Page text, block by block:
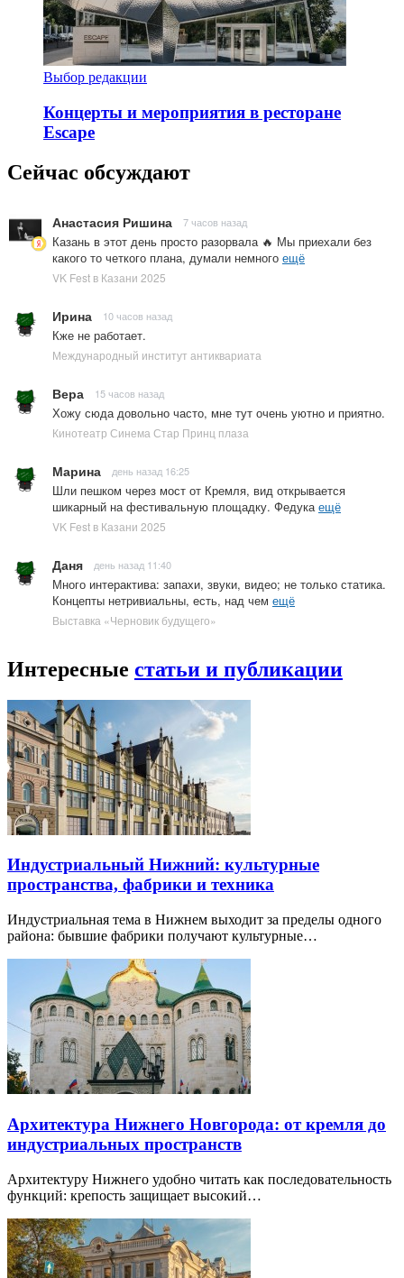
Выбор редакции
Концерты и мероприятия в ресторане
Escape
Сейчас обсуждают
Анастасия Ришина 7 часов назад
Казань в этот день просто разорвала 🔥 Мы приехали без
какого то четкого плана, думали немного ещё
VK Fest в Казани 2025
Ирина 10 часов назад
Кже не работает.
Международный институт антиквариата
Вера 15 часов назад
Хожу сюда довольно часто, мне тут очень уютно и приятно.
Кинотеатр Синема Стар Принц плаза
Марина день назад 16:25
Шли пешком через мост от Кремля, вид открывается
шикарный на фестивальную площадку. Федукаещё
VK Fest в Казани 2025
Даня день назад 11:40
Много интерактива: запахи, звуки, видео; не только статика.
Концепты нетривиальны, есть, над чем ещё
Выставка «Черновик будущего»
Интересные статьи и публикации
Индустриальный Нижний: культурные
пространства, фабрики и техника
Индустриальная тема в Нижнем выходит за пределы одного
района: бывшие фабрики получают культурные…
Архитектура Нижнего Новгорода: от кремля до
индустриальных пространств
Архитектуру Нижнего удобно читать как последовательность
функций: крепость защищает высокий…